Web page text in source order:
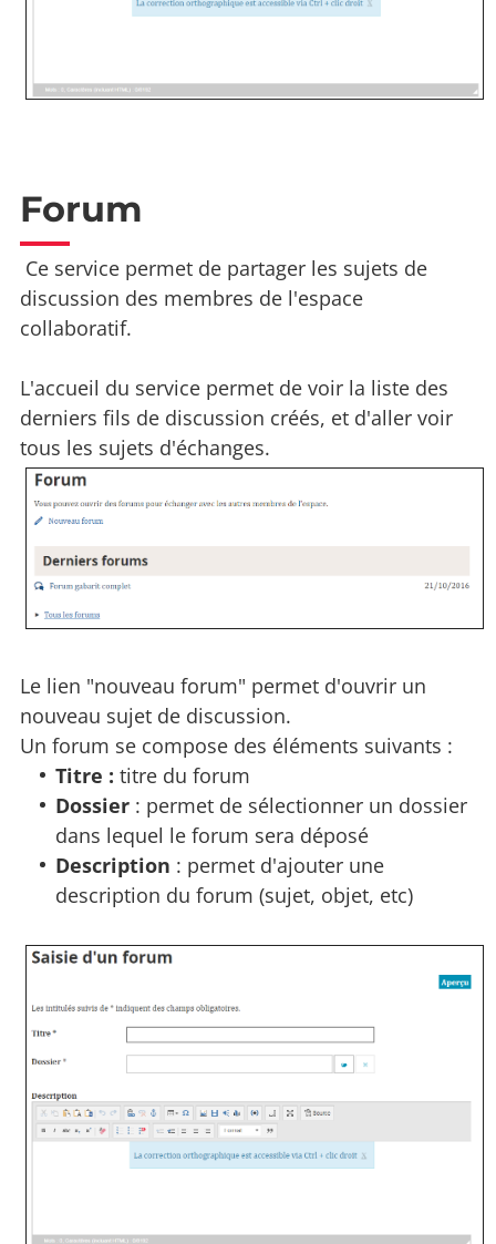
Forum
Ce service permet de partager les sujets de
discussion des membres de l'espace
collaboratif.
L'accueil du service permet de voir la liste des
derniers fils de discussion créés, et d'aller voir
tous les sujets d'échanges.
Le lien "nouveau forum" permet d'ouvrir un
nouveau sujet de discussion.
Un forum se compose des éléments suivants :
Titre : titre du forum
Dossier : permet de sélectionner un dossier
dans lequel le forum sera déposé
Description : permet d'ajouter une
description du forum (sujet, objet, etc)